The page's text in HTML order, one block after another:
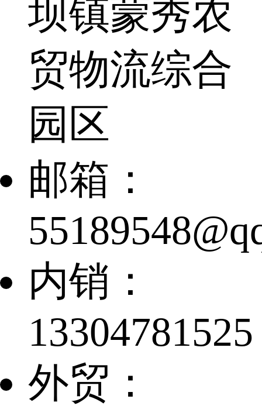
坝镇蒙秀农
贸物流综合
园区
邮箱：
内销：
13304781525
外贸：